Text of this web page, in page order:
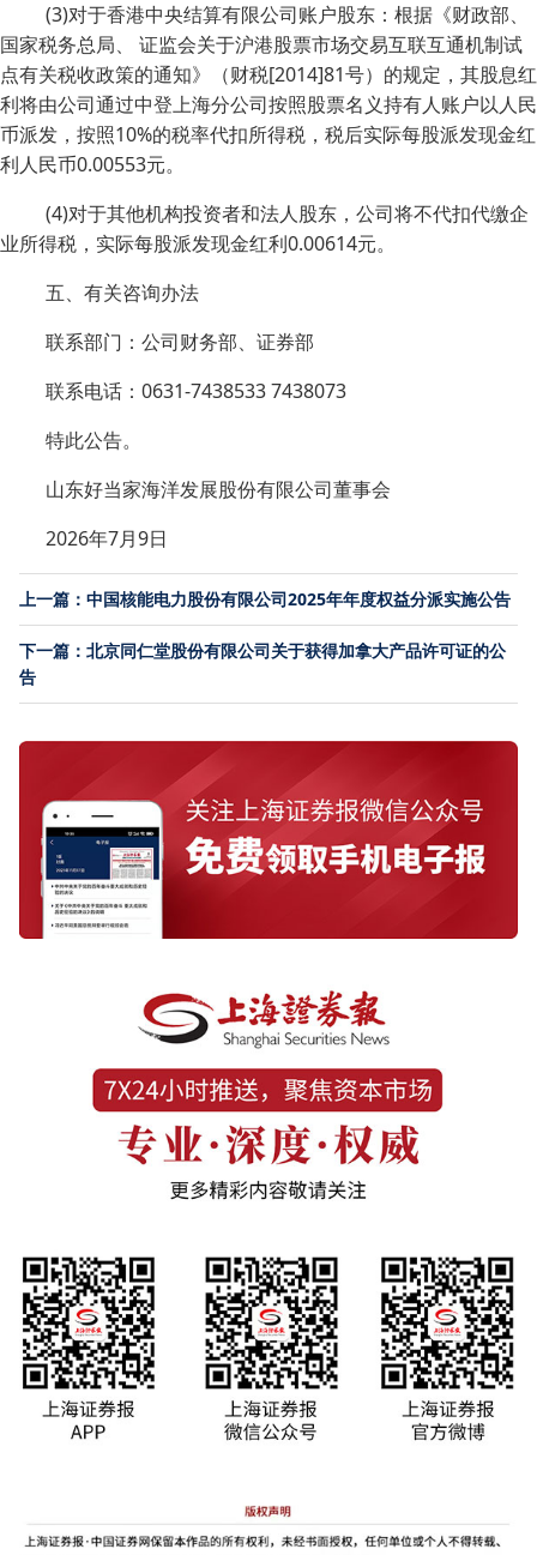
(3)对于香港中央结算有限公司账户股东：根据《财政部、
国家税务总局、 证监会关于沪港股票市场交易互联互通机制试
点有关税收政策的通知》（财税[2014]81号）的规定，其股息红
利将由公司通过中登上海分公司按照股票名义持有人账户以人民
币派发，按照10%的税率代扣所得税，税后实际每股派发现金红
利人民币0.00553元。
(4)对于其他机构投资者和法人股东，公司将不代扣代缴企
业所得税，实际每股派发现金红利0.00614元。
五、有关咨询办法
联系部门：公司财务部、证券部
联系电话：0631-7438533 7438073
特此公告。
山东好当家海洋发展股份有限公司董事会
2026年7月9日
上一篇：中国核能电力股份有限公司2025年年度权益分派实施公告
下一篇：北京同仁堂股份有限公司关于获得加拿大产品许可证的公
告